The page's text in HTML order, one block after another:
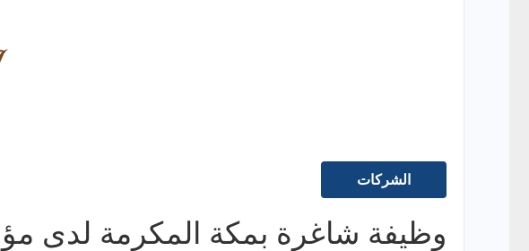
الشركات
وظيفة شاغرة بمكة المكرمة لدى مؤسسة